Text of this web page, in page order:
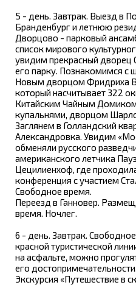
5 - день. Завтрак. Выезд в
Бранденбург и летнюю
Дворцово - парковый
список мирового
увидим прекрасный дворец
его парку. Познакомимся с
Новым дворцом Фридриха
который насчитывает 322
Китайским Чайным
купальнями, дворцом
Заглянем в Голландский
Александровка. Увидим
обменяли русского
американского летчика
Цецилиенхоф, где
конференция с участием
Свободное время.
Переезд в Ганновер.
время. Ночлег.
6 - день. Завтрак.
красной туристической
на асфальте, можно
его достопримечательности.
Экскурсия «Путешествие в